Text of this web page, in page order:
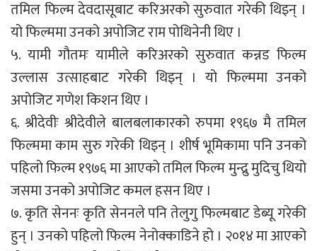
तमिल फिल्म देवदासूबाट करिअरको सुरुवात गरेकी थिइन् ।
यो फिल्ममा उनको अपोजिट राम पोथिनेनी थिए ।
५. यामी गौतमः यामीले करिअरको सुरुवात कन्नड फिल्म
उल्लास उत्साहबाट गरेकी थिइन् । यो फिल्ममा उनको
अपोजिट गणेश किशन थिए ।
६. श्रीदेवीः श्रीदेवीले बालबलाकारको रुपमा १९६७ मै तमिल
फिल्ममा काम सुरु गरेकी थिइन् । शीर्ष भूमिकामा पनि उनको
पहिलो फिल्म १९७६ मा आएको तमिल फिल्म मुन्द्रु मुदिचु थियो
जसमा उनको अपोजिट कमल हसन थिए ।
७. कृति सेननः कृति सेननले पनि तेलुगु फिल्मबाट डेब्यू गरेकी
हुन् । उनको पहिलो फिल्म नेनोक्काडिने हो । २०१४ मा आएको